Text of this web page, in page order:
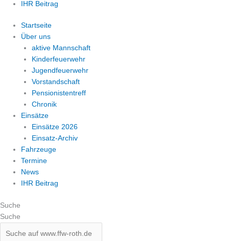
IHR Beitrag
Startseite
Über uns
aktive Mannschaft
Kinderfeuerwehr
Jugendfeuerwehr
Vorstandschaft
Pensionistentreff
Chronik
Einsätze
Einsätze 2026
Einsatz-Archiv
Fahrzeuge
Termine
News
IHR Beitrag
Suche
Suche